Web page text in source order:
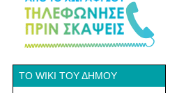
ΤΟ WIKI ΤΟΥ ΔΉΜΟΥ